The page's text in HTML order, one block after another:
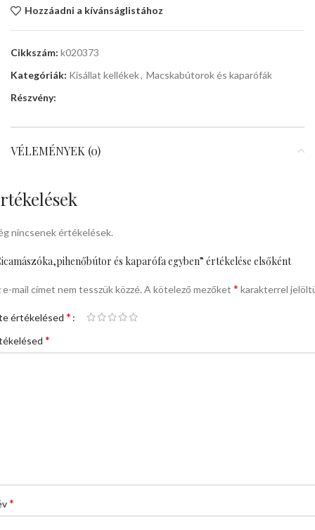
Hozzáadni a kívánságlistához
Cikkszám: k020373
Kategóriák: Kisállat kellékek, Macskabútorok és kaparófák
Részvény:
VÉLEMÉNYEK (0)
nincsenek értékelések.
és kaparófa egyben” értékelése elsőként
e-mail címet nem tesszük közzé. A kötelező mezőket * karakterrel
értékelésed *
*
*